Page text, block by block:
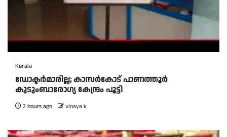
Kerala
ഡോക്ടർമാരില്ല; കാസർകോട് പാണത്തൂർ
കുടുംബാരോഗ്യ കേന്ദ്രം പൂട്ടി
2 hours ago vinaya k